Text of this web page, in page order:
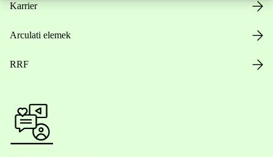
Karrier
Arculati elemek
RRF